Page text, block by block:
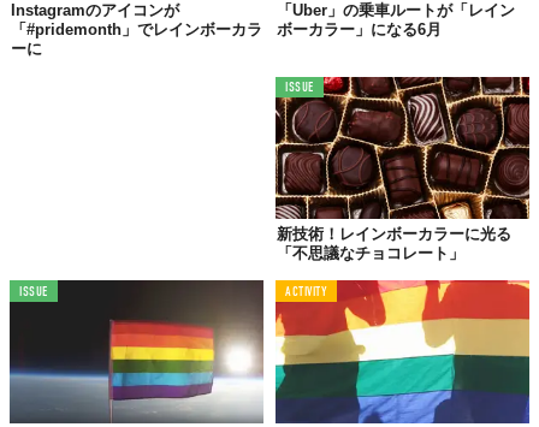
「Midform Universal Polaroid」』
【アイテム詳細】Teva公式WEBサイトより
https://jp.teva.com/polaroid/
Top image: © Deckers Japan合同会社
Instagramのアイコンが
「#pridemonth」でレインボーカラ
ーに
「Uber」の乗車ルートが「レイン
ボーカラー」になる6月
ISSUE
新技術！レインボーカラーに光る
「不思議なチョコレート」
ISSUE ACTIVITY